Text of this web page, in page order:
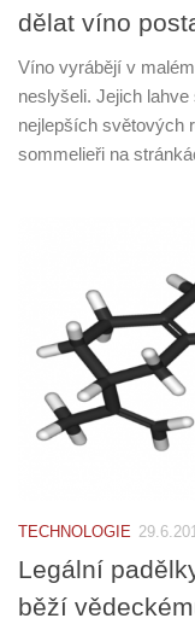
dělat víno
Víno vyrábějí v
neslyšeli. Jejich
nejlepších světových
sommelieři na
TECHNOLOGIE
Legální
běží